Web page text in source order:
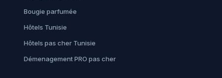
Bougie parfumée
Hôtels Tunisie
Hôtels pas cher Tunisie
Démenagement PRO pas cher